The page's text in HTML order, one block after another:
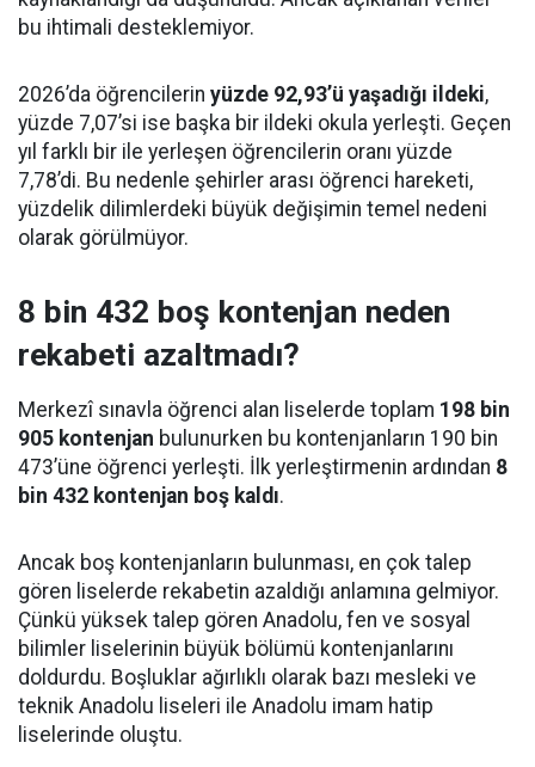
bu ihtimali desteklemiyor.
2026’da öğrencilerin yüzde 92,93’ü yaşadığı ildeki,
yüzde 7,07’si ise başka bir ildeki okula yerleşti. Geçen
yıl farklı bir ile yerleşen öğrencilerin oranı yüzde
7,78’di. Bu nedenle şehirler arası öğrenci hareketi,
yüzdelik dilimlerdeki büyük değişimin temel nedeni
olarak görülmüyor.
8 bin 432 boş kontenjan neden
rekabeti azaltmadı?
Merkezî sınavla öğrenci alan liselerde toplam 198 bin
905 kontenjan bulunurken bu kontenjanların 190 bin
473’üne öğrenci yerleşti. İlk yerleştirmenin ardından 8
bin 432 kontenjan boş kaldı.
Ancak boş kontenjanların bulunması, en çok talep
gören liselerde rekabetin azaldığı anlamına gelmiyor.
Çünkü yüksek talep gören Anadolu, fen ve sosyal
bilimler liselerinin büyük bölümü kontenjanlarını
doldurdu. Boşluklar ağırlıklı olarak bazı mesleki ve
teknik Anadolu liseleri ile Anadolu imam hatip
liselerinde oluştu.